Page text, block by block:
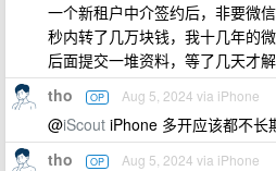
一个新租户中介签约后，非要微
秒内转了几万块钱，我十几年的
后面提交一堆资料，等了几天才解
tho OP Aug 5, 2024 via iPhone
@iScout iPhone 多开应该都不长
tho OP Aug 5, 2024 via iPhone